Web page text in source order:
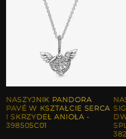
NASZYJNIK PANDORA
PAVÉ W KSZTAŁCIE SERCA
I SKRZYDEŁ ANIOŁA -
398505C01